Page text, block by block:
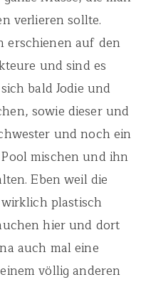
verlieren sollte.
erschienen auf den
und sind es
bald Jodie und
sowie dieser und
und noch ein
mischen und ihn
Eben weil die
plastisch
hier und dort
auch mal eine
völlig anderen